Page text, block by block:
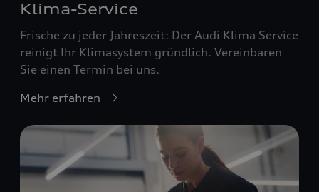
Klima-Service
Frische zu jeder Jahreszeit: Der Audi Klima Service
reinigt Ihr Klimasystem gründlich. Vereinbaren
Sie einen Termin bei uns.
Mehr erfahren